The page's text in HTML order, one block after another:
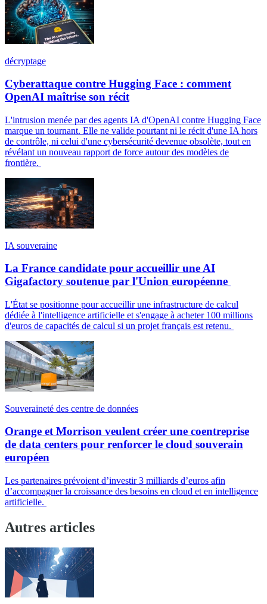
décryptage
Cyberattaque contre Hugging Face : comment
OpenAI maîtrise son récit
L'intrusion menée par des agents IA d'OpenAI contre Hugging Face
marque un tournant. Elle ne valide pourtant ni le récit d'une IA hors
de contrôle, ni celui d'une cybersécurité devenue obsolète, tout en
révélant un nouveau rapport de force autour des modèles de
frontière.
IA souveraine
La France candidate pour accueillir une AI
Gigafactory soutenue par l'Union européenne
L'État se positionne pour accueillir une infrastructure de calcul
dédiée à l'intelligence artificielle et s'engage à acheter 100 millions
d'euros de capacités de calcul si un projet français est retenu.
Souveraineté des centre de données
Orange et Morrison veulent créer une coentreprise
de data centers pour renforcer le cloud souverain
européen
Les partenaires prévoient d’investir 3 milliards d’euros afin
d’accompagner la croissance des besoins en cloud et en intelligence
artificielle.
Autres articles